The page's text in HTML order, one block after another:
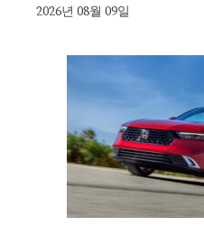
2026년 08월 09일